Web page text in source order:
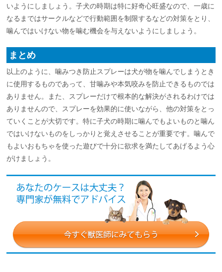
いようにしましょう。子犬の時期は特に好奇心旺盛なので、一歳に
なるまではサークルなどで行動範囲を制限するなどの対策をとり、
噛んではいけない物を噛む機会を与えないようにしましょう。
まとめ
以上のように、噛みつき防止スプレーは犬が物を噛んでしまうとき
に使用するものであって、甘噛みや本気咬みを防止できるものでは
ありません。また、スプレーだけで根本的な解決がされるわけでは
ありませんので、スプレーを効果的に使いながら、他の対策をとっ
ていくことが大切です。特に子犬の時期に噛んでもよいものと噛ん
ではいけないものをしっかりと覚えさせることが重要です。噛んで
もよいおもちゃを使った遊びで十分に欲求を満たしてあげるよう心
がけましょう。